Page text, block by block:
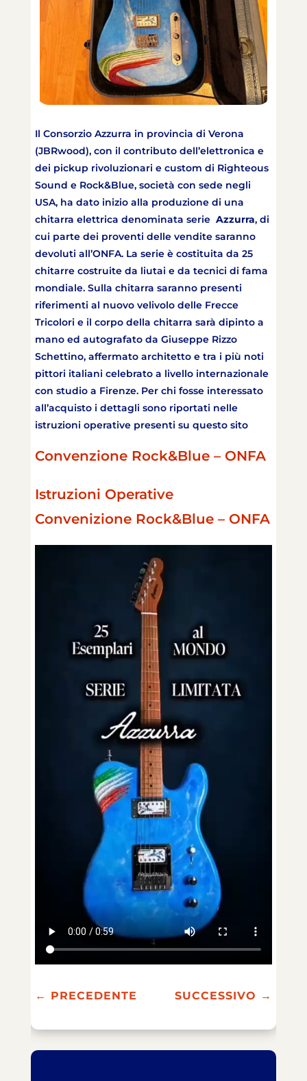
Il Consorzio Azzurra in provincia di Verona
(JBRwood), con il contributo dell’elettronica e
dei pickup rivoluzionari e custom di Righteous
Sound e Rock&Blue, società con sede negli
USA, ha dato inizio alla produzione di una
chitarra elettrica denominata serie Azzurra, di
cui parte dei proventi delle vendite saranno
devoluti all’ONFA. La serie è costituita da 25
chitarre costruite da liutai e da tecnici di fama
mondiale. Sulla chitarra saranno presenti
riferimenti al nuovo velivolo delle Frecce
Tricolori e il corpo della chitarra sarà dipinto a
mano ed autografato da Giuseppe Rizzo
Schettino, affermato architetto e tra i più noti
pittori italiani celebrato a livello internazionale
con studio a Firenze. Per chi fosse interessato
all’acquisto i dettagli sono riportati nelle
istruzioni operative presenti su questo sito
Convenzione Rock&Blue – ONFA
Istruzioni Operative
Convenizione Rock&Blue – ONFA
← PRECEDENTE SUCCESSIVO →